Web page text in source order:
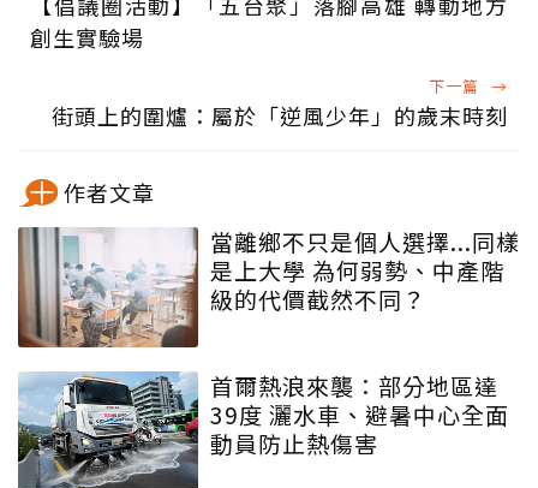
創生實驗場
下一篇 →
街頭上的圍爐：屬於「逆風少年」的歲末時刻
作者文章
當離鄉不只是個人選擇...同樣
是上大學 為何弱勢、中產階
級的代價截然不同？
首爾熱浪來襲：部分地區達
39度 灑水車、避暑中心全面
動員防止熱傷害